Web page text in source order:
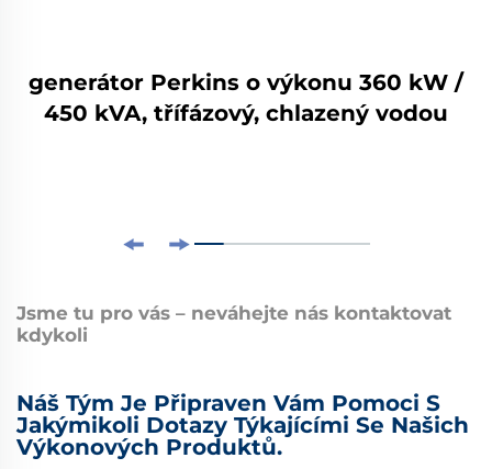
generátor Perkins o výkonu 360 kW /
450 kVA, třífázový, chlazený vodou
Jsme tu pro vás – neváhejte nás kontaktovat
kdykoli
Náš Tým Je Připraven Vám Pomoci S
Jakýmikoli Dotazy Týkajícími Se Našich
Výkonových Produktů.